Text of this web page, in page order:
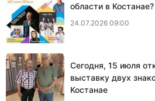
области в Костанае?
24.07.2026 09:00
Сегодня, 15 июля
выставку двух
Костанае